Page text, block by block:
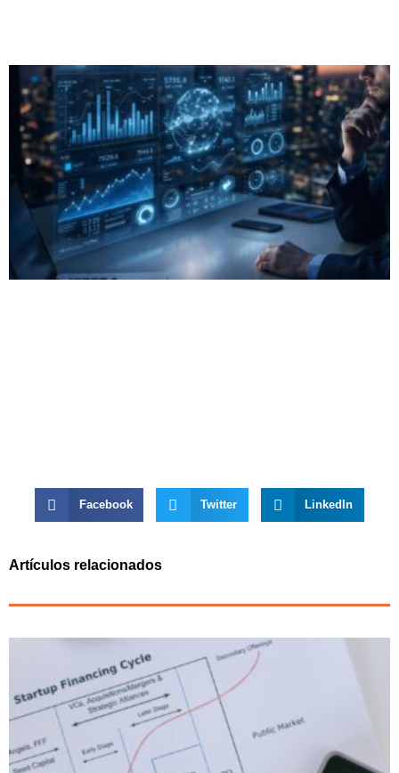
Facebook Twitter LinkedIn
Artículos relacionados